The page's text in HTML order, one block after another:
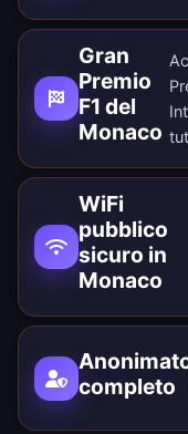
Gran
Premio
F1 del
Monaco
WiFi
pubblico
sicuro in
Monaco
completo